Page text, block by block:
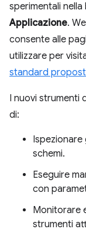
sperimentali
Applicazione.
consente alle
utilizzare per
standard
I nuovi strumenti
di:
Ispezionare
schemi.
Eseguire
con
Monitorare
strumenti